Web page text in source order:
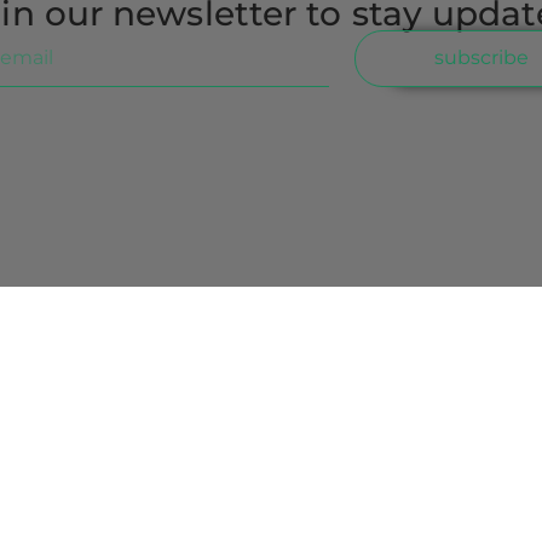
our newsletter to stay
subscribe